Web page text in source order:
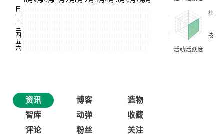
资讯 博客
造物
智库
动弹
收藏
评论
粉丝 关注